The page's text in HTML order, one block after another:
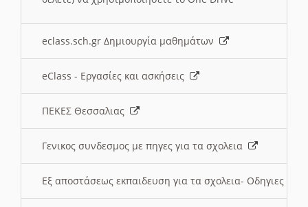
eclass.sch.gr Δημιουργία μαθημάτων
eClass - Εργασίες και ασκήσεις
ΠΕΚΕΣ Θεσσαλιας
Γενικος συνδεσμος με πηγες για τα σχολεια
Εξ αποστάσεως εκπαιδευση για τα σχολεια- Οδηγιες